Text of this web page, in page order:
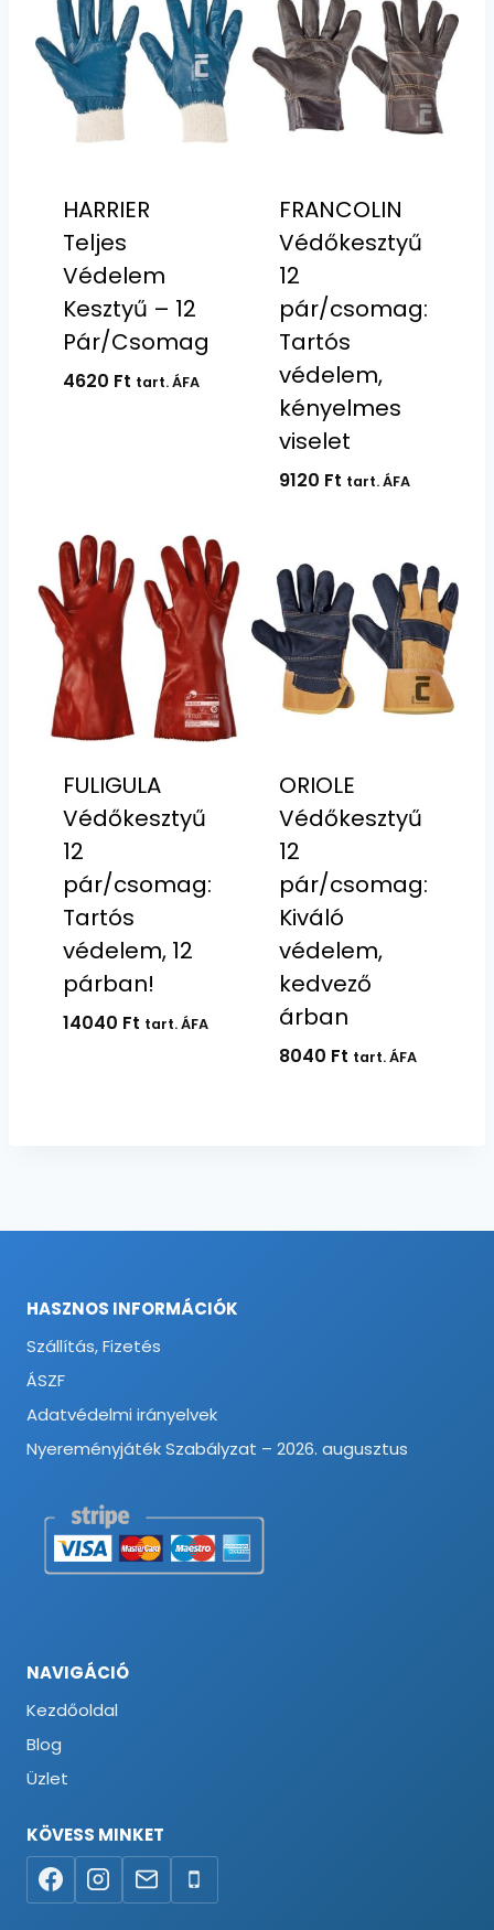
HARRIER
Teljes
Védelem
Kesztyű – 12
Pár/Csomag
4620 Ft tart. ÁFA
FRANCOLIN
Védőkesztyű
12
pár/csomag:
Tartós
védelem,
kényelmes
viselet
9120 Ft tart. ÁFA
FULIGULA
Védőkesztyű
12
pár/csomag:
Tartós
védelem, 12
párban!
14040 Ft tart. ÁFA
ORIOLE
Védőkesztyű
12
pár/csomag:
Kiváló
védelem,
kedvező
árban
8040 Ft tart. ÁFA
HASZNOS INFORMÁCIÓK
Szállítás, Fizetés
ÁSZF
Adatvédelmi irányelvek
Nyereményjáték Szabályzat – 2026. augusztus
NAVIGÁCIÓ
Kezdőoldal
Blog
Üzlet
KÖVESS MINKET